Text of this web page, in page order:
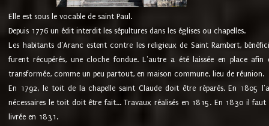
Elle est sous le vocable de saint Paul.
Depuis 1776 un édit interdit les sépultures dans les églises ou chapelles.
Les habitants d'Aranc estent contre les religieux de Saint Rambert,
furent récupérés, une cloche fondue. L'autre a été laissée en place
transformée, comme un peu partout, en maison commune, lieu de réunion.
En 1792, le toit de la chapelle saint Claude doit être réparés. En 1805
nécessaires le toit doit être fait... Travaux réalisés en 1815. En 1830 il
livrée en 1831.